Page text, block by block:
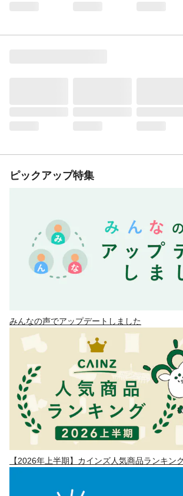
ピックアップ特集
みんなの声でアップデートしました
【2026年上半期】カインズ人気商品ランキン